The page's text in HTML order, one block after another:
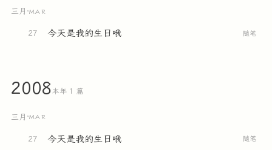
三月 ·MAR
27 今天是我的生日哦 随笔
2008本年 1 篇
三月 ·MAR
27 今天是我的生日哦 随笔